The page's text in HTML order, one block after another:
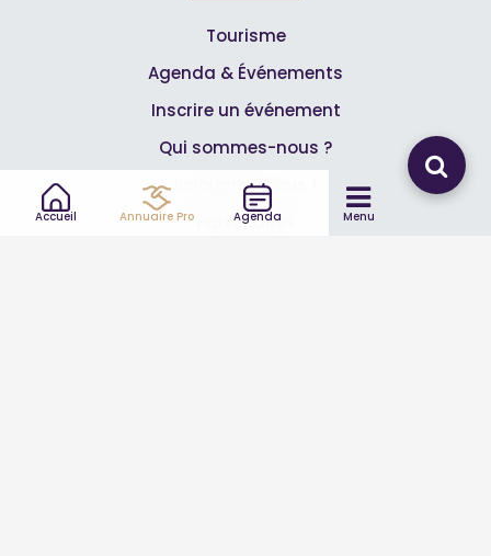
Accueil Annuaire Pro Agenda Menu
Tourisme
Agenda & Événements
Inscrire un événement
Qui sommes-nous ?
Rejoignez-nous !
Partenaires